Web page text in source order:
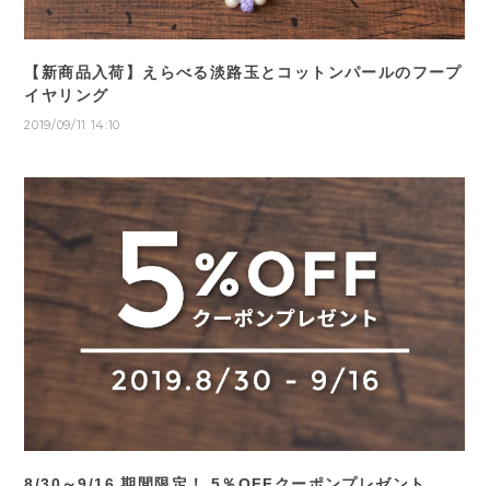
【新商品入荷】えらべる淡路玉とコットンパールのフープ
イヤリング
2019/09/11 14:10